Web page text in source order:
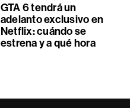
GTA 6 tendrá un
adelanto exclusivo en
Netflix: cuándo se
estrena y a qué hora